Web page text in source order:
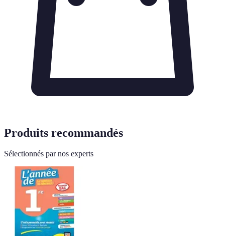
Produits recommandés
Sélectionnés par nos experts